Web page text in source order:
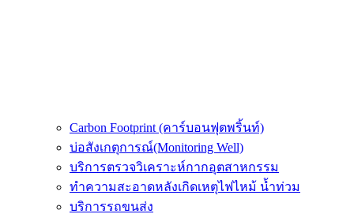
Carbon Footprint (คาร์บอนฟุตพริ้นท์)
บ่อสังเกตุการณ์(Monitoring Well)
บริการตรวจวิเคราะห์กากอุตสาหกรรม
ทำความสะอาดหลังเกิดเหตุไฟไหม้ น้ำท่วม
บริการรถขนส่ง